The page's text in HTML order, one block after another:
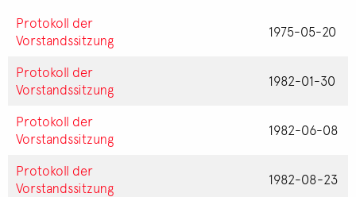
Protokoll der
Vorstandssitzung
1975-05-20
Protokoll der
Vorstandssitzung
1982-01-30
Protokoll der
Vorstandssitzung
1982-06-08
Protokoll der
Vorstandssitzung
1982-08-23